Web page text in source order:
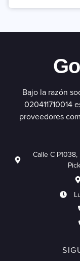
Bajo la razón
020411710014
proveedores
Calle C